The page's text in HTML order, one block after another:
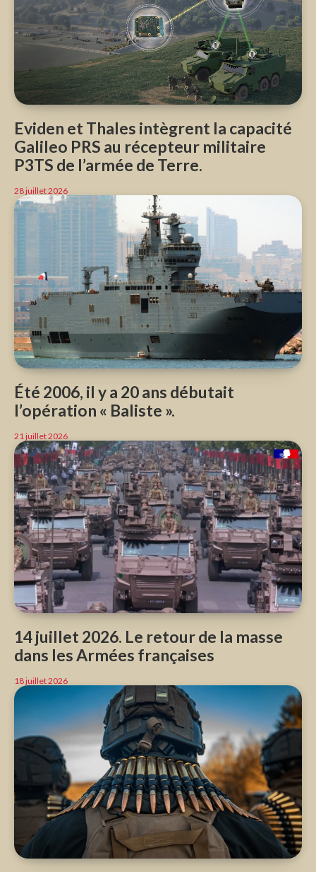
Eviden et Thales intègrent la capacité
Galileo PRS au récepteur militaire
P3TS de l’armée de Terre.
28 juillet 2026
Été 2006, il y a 20 ans débutait
l’opération « Baliste ».
21 juillet 2026
14 juillet 2026. Le retour de la masse
dans les Armées françaises
18 juillet 2026